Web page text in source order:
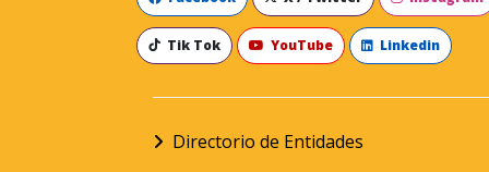
Tik Tok YouTube Linkedin
Directorio de Entidades